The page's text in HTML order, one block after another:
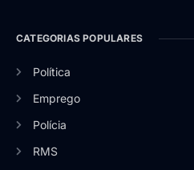
CATEGORIAS POPULARES
Política
Emprego
Polícia
RMS